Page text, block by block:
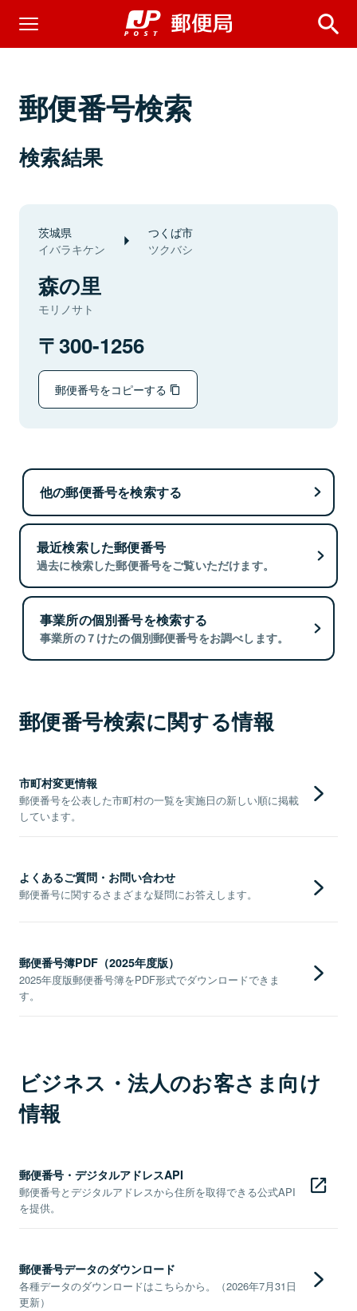
郵便番号検索
検索結果
茨城県
イバラキケン
つくば市
ツクバシ
森の里
モリノサト
300-1256
郵便番号をコピーする
他の郵便番号を検索する
最近検索した郵便番号
過去に検索した郵便番号をご覧いただけます。
事業所の個別番号を検索する
事業所の７けたの個別郵便番号をお調べします。
郵便番号検索に関する情報
市町村変更情報
郵便番号を公表した市町村の一覧を実施日の新しい順に掲載
しています。
よくあるご質問・お問い合わせ
郵便番号に関するさまざまな疑問にお答えします。
郵便番号簿PDF（2025年度版）
2025年度版郵便番号簿をPDF形式でダウンロードできま
す。
ビジネス・法人のお客さま向け
情報
郵便番号・デジタルアドレスAPI
郵便番号とデジタルアドレスから住所を取得できる公式API
を提供。
郵便番号データのダウンロード
各種データのダウンロードはこちらから。（2026年7月31日
更新）